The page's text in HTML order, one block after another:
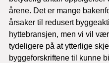
årene. Det er mange
årsaker til redusert
hyttebransjen, men vi vil
tydeligere på at ytterlige
byggeforskriftene til kunne